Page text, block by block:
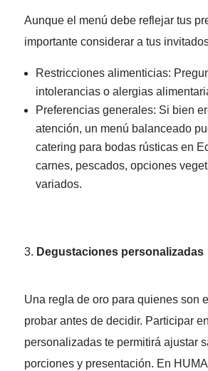
Aunque el menú debe reflejar tus
importante considerar a tus
Restricciones alimenticias:
intolerancias o alergias
Preferencias generales: Si bien
atención, un menú balanceado
catering para bodas rústicas en
carnes, pescados, opciones
variados.
Degustaciones personalizadas
Una regla de oro para quienes son
probar antes de decidir. Participar
personalizadas te permitirá ajustar
porciones y presentación. En